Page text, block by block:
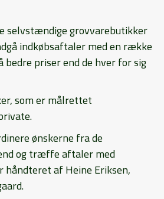
selvstændige grovvarebutikker
indkøbsaftaler med en række
priser end de hver for sig
som er målrettet
ønskerne fra de
og træffe aftaler med
håndteret af Heine Eriksen,